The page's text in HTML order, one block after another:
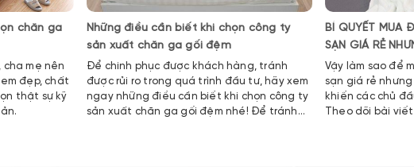
chăn ga
mẹ nên
đẹp, chất
thật sự kỹ
Những điều cần biết khi chọn công ty
sản xuất chăn ga gối đệm
Để chinh phục được khách hàng, tránh
được rủi ro trong quá trình đầu tư, hãy xem
ngay những điều cần biết khi chọn công ty
sản xuất chăn ga gối đệm nhé! Để tránh
BÍ QUYẾT MUA
SẠN GIÁ RẺ
Vậy làm sao để
sạn giá rẻ
khiến các chủ
Theo dõi bài